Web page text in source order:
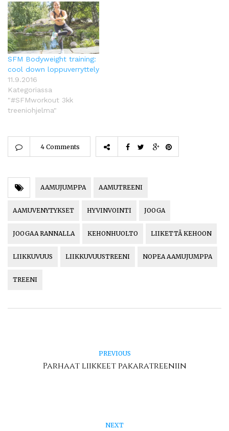
SFM Bodyweight training:
cool down loppuverryttely
11.9.2016
Kategoriassa
"#SFMworkout 3kk
treeniohjelma"
4 Comments
AAMUJUMPPA AAMUTREENI
AAMUVENYTYKSET HYVINVOINTI JOOGA
JOOGAA RANNALLA KEHONHUOLTO LIIKETTÄ KEHOON
LIIKKUVUUS LIIKKUVUUSTREENI NOPEA AAMUJUMPPA
TREENI
PREVIOUS
Parhaat liikkeet pakaratreeniin
NEXT